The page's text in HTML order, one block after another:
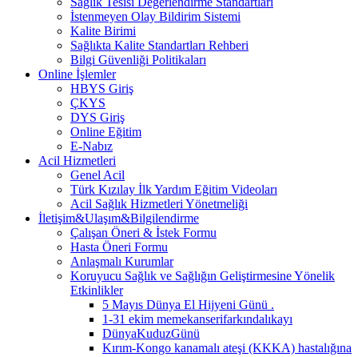
İstenmeyen Olay Bildirim Sistemi
Kalite Birimi
Sağlıkta Kalite Standartları Rehberi
Bilgi Güvenliği Politikaları
Online İşlemler
HBYS Giriş
ÇKYS
DYS Giriş
Online Eğitim
E-Nabız
Acil Hizmetleri
Genel Acil
Türk Kızılay İlk Yardım Eğitim Videoları
Acil Sağlık Hizmetleri Yönetmeliği
İletişim&Ulaşım&Bilgilendirme
Çalışan Öneri & İstek Formu
Hasta Öneri Formu
Anlaşmalı Kurumlar
Koruyucu Sağlık ve Sağlığın Geliştirmesine Yönelik
Etkinlikler
5 Mayıs Dünya El Hijyeni Günü .
1-31 ekim memekanserifarkındalıkayı
DünyaKuduzGünü
Kırım-Kongo kanamalı ateşi (KKKA) hastalığına